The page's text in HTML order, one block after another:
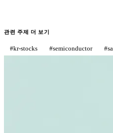
관련 주제 더 보기
#kr-stocks #semiconductor #